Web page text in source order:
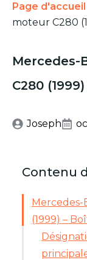
Page d'accueil
moteur C280
Mercedes-
C280
Joseph
Contenu
Mercedes-
(1999) –